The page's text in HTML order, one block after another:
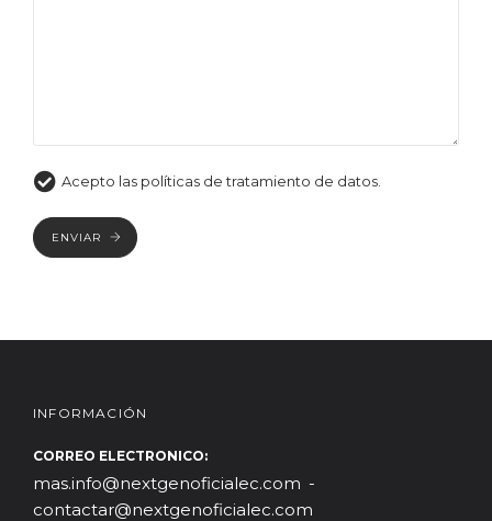
Acepto las políticas de tratamiento de datos.
ENVIAR
INFORMACIÓN
CORREO ELECTRONICO:
mas.info@nextgenoficialec.com
contactar@nextgenoficialec.com